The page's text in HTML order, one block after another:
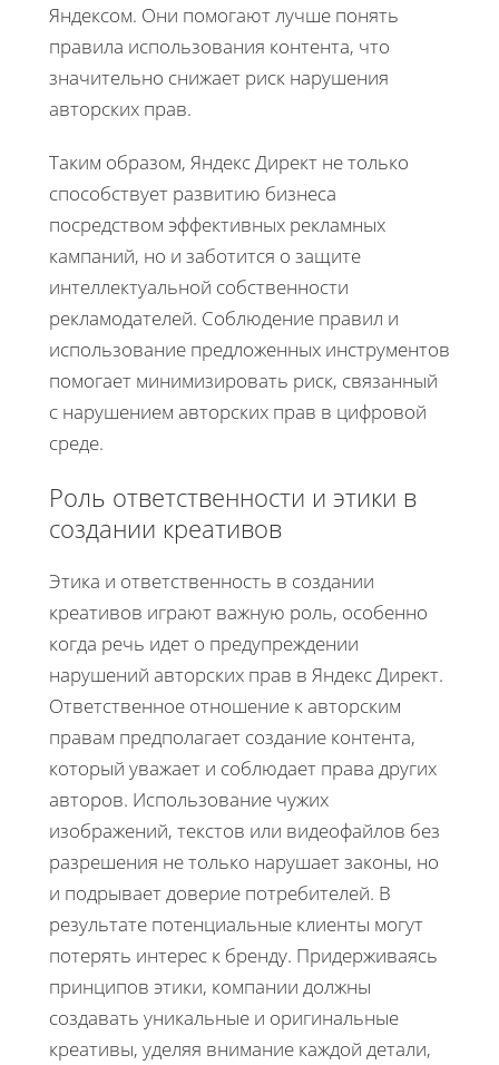
Яндексом. Они помогают лучше понять
правила использования контента, что
значительно снижает риск нарушения
авторских прав.
Таким образом, Яндекс Директ не только
способствует развитию бизнеса
посредством эффективных рекламных
кампаний, но и заботится о защите
интеллектуальной собственности
рекламодателей. Соблюдение правил и
использование предложенных инструментов
помогает минимизировать риск, связанный
с нарушением авторских прав в цифровой
среде.
Роль ответственности и этики в
создании креативов
Этика и ответственность в создании
креативов играют важную роль, особенно
когда речь идет о предупреждении
нарушений авторских прав в Яндекс Директ.
Ответственное отношение к авторским
правам предполагает создание контента,
который уважает и соблюдает права других
авторов. Использование чужих
изображений, текстов или видеофайлов без
разрешения не только нарушает законы, но
и подрывает доверие потребителей. В
результате потенциальные клиенты могут
потерять интерес к бренду. Придерживаясь
принципов этики, компании должны
создавать уникальные и оригинальные
креативы, уделяя внимание каждой детали,